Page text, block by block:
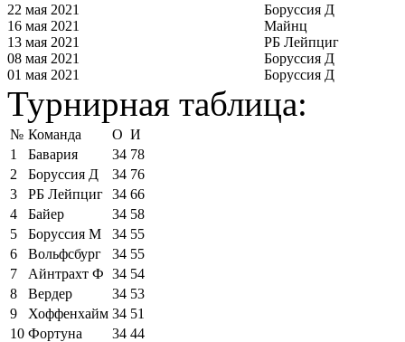
22 мая 2021
Боруссия Д
16 мая 2021
Майнц
13 мая 2021
РБ Лейпциг
08 мая 2021
Боруссия Д
01 мая 2021
Боруссия Д
Турнирная таблица:
№ Команда О И
1
Бавария 34 78
2
Боруссия Д 34 76
3
РБ Лейпциг 34 66
4
Байер 34 58
5
Боруссия М 34 55
6
Вольфсбург 34 55
7
Айнтрахт Ф 34 54
8
Вердер 34 53
9
Хоффенхайм 34 51
10 Фортуна 34 44